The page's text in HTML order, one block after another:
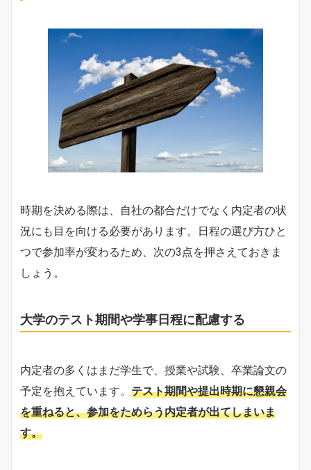
時期を決める際は、自社の都合だけでなく内定者の状
況にも目を向ける必要があります。日程の選び方ひと
つで参加率が変わるため、次の3点を押さえておきま
しょう。
大学のテスト期間や学事日程に配慮する
内定者の多くはまだ学生で、授業や試験、卒業論文の
予定を抱えています。 テスト期間や提出時期に懇親会
を重ねると、参加をためらう内定者が出てしまいま
す。